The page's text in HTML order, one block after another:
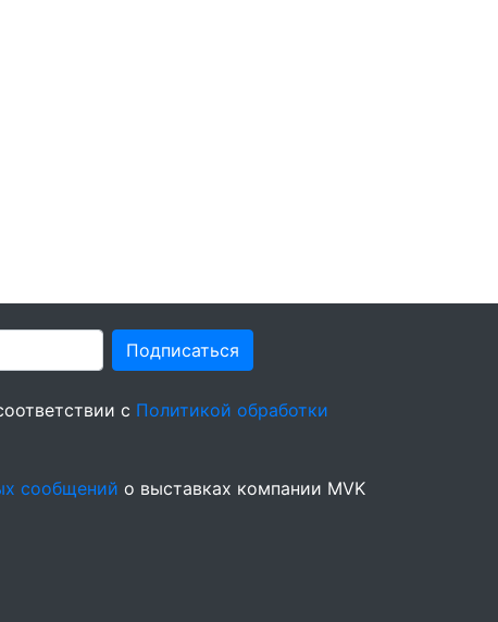
Подписаться
с Политикой обработки
сообщений о выставках компании MVK